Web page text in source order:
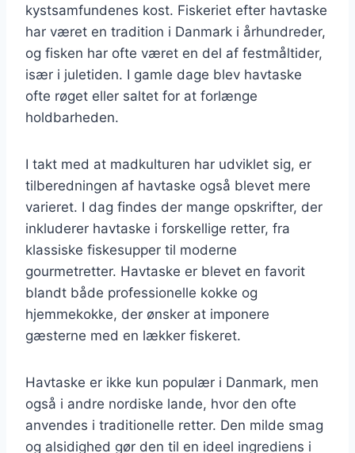
kystsamfundenes kost. Fiskeriet efter havtaske
har været en tradition i Danmark i århundreder,
og fisken har ofte været en del af festmåltider,
især i juletiden. I gamle dage blev havtaske
ofte røget eller saltet for at forlænge
holdbarheden.
I takt med at madkulturen har udviklet sig, er
tilberedningen af havtaske også blevet mere
varieret. I dag findes der mange opskrifter, der
inkluderer havtaske i forskellige retter, fra
klassiske fiskesupper til moderne
gourmetretter. Havtaske er blevet en favorit
blandt både professionelle kokke og
hjemmekokke, der ønsker at imponere
gæsterne med en lækker fiskeret.
Havtaske er ikke kun populær i Danmark, men
også i andre nordiske lande, hvor den ofte
anvendes i traditionelle retter. Den milde smag
og alsidighed gør den til en ideel ingrediens i